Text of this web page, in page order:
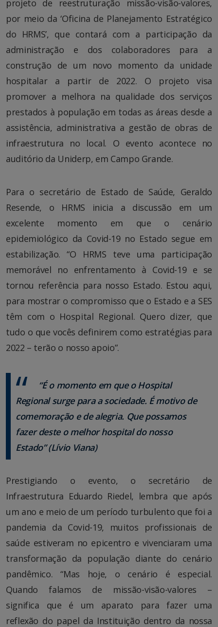
projeto de reestruturação missão-visão-valores,
por meio da ‘Oficina de Planejamento Estratégico
do HRMS’, que contará com a participação da
administração e dos colaboradores para a
construção de um novo momento da unidade
hospitalar a partir de 2022. O projeto visa
promover a melhora na qualidade dos serviços
prestados à população em todas as áreas desde a
assistência, administrativa a gestão de obras de
infraestrutura no local. O evento acontece no
auditório da Uniderp, em Campo Grande.
Para o secretário de Estado de Saúde, Geraldo
Resende, o HRMS inicia a discussão em um
excelente momento em que o cenário
epidemiológico da Covid-19 no Estado segue em
estabilização. “O HRMS teve uma participação
memorável no enfrentamento à Covid-19 e se
tornou referência para nosso Estado. Estou aqui,
para mostrar o compromisso que o Estado e a SES
têm com o Hospital Regional. Quero dizer, que
tudo o que vocês definirem como estratégias para
2022 – terão o nosso apoio”.
“É o momento em que o Hospital
Regional surge para a sociedade. É motivo de
comemoração e de alegria. Que possamos
fazer deste o melhor hospital do nosso
Estado” (Lívio Viana)
Prestigiando o evento, o secretário de
Infraestrutura Eduardo Riedel, lembra que após
um ano e meio de um período turbulento que foi a
pandemia da Covid-19, muitos profissionais de
saúde estiveram no epicentro e vivenciaram uma
transformação da população diante do cenário
pandêmico. “Mas hoje, o cenário é especial.
Quando falamos de missão-visão-valores –
significa que é um aparato para fazer uma
reflexão do papel da Instituição dentro da nossa